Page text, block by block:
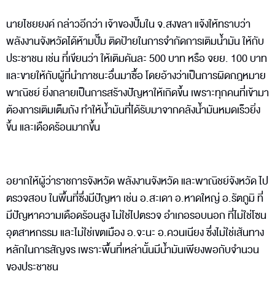
นายไชยยงค์ กล่าวอีกว่า เจ้าของปั๊มใน จ.สงขลา แจ้งให้ทราบว่า
พลังงานจังหวัดได้ห้ามปั๊ม ติดป้ายในการจำกัดการเติมน้ำมัน ให้กับ
ประชาชน เช่น ที่เขียนว่า ให้เติมคันละ 500 บาท หรือ จยย. 100 บาท
และขายให้กับผู้ที่นำภาชนะอื่นมาซื้อ โดยอ้างว่าเป็นการผิดกฎหมาย
พาณิชย์ ยิ่งกลายเป็นการสร้างปัญหาให้เกิดขึ้น เพราะทุกคนที่เข้ามา
ต้องการเติมเต็มถัง ทำให้น้ำมันที่ได้รับมาจากคลังน้ำมันหมดเร็วยิ่ง
ขึ้น และเดือดร้อนมากขึ้น
อยากให้ผู้ว่าราชการจังหวัด พลังงานจังหวัด และพาณิชย์จังหวัด ไป
ตรวจสอบ ในพื้นที่ซึ่งมีปัญหา เช่น อ.สะเดา อ.หาดใหญ่ อ.รัตภูมิ ที่
มีปัญหาความเดือดร้อนสูง ไม่ใช่ไปตรวจ อำเภอรอบนอก ที่ไม่ใช่โซน
อุตสาหกรรม และไม่ใช่เขตเมือง อ.จะนะ อ.ควนเนียง ซึ่งไม่ใช่เส้นทาง
หลักในการสัญจร เพราะพื้นที่เหล่านั้นมีน้ำมันเพียงพอกับจำนวน
ของประชาชน